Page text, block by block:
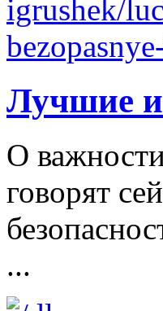
Лучшие
О
говорят
...